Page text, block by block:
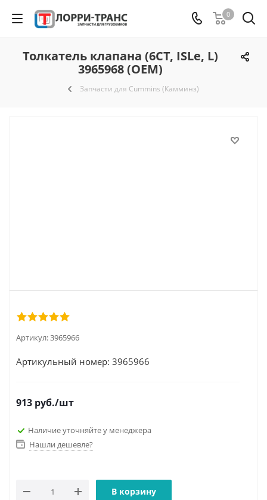
0
Толкатель клапана (6СТ, ISLe, L)
3965968 (OEM)
Запчасти для Cummins (Камминз)
Артикул:3965966
Артикульный номер: 3965966
913 руб./шт
Наличие уточняйте у менеджера
Нашли дешевле?
В корзину